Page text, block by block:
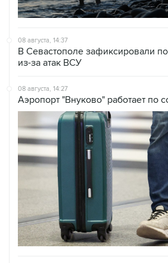
08 августа, 14:37
В Севастополе зафиксировали
из-за атак ВСУ
08 августа, 14:27
Аэропорт "Внуково" работает по